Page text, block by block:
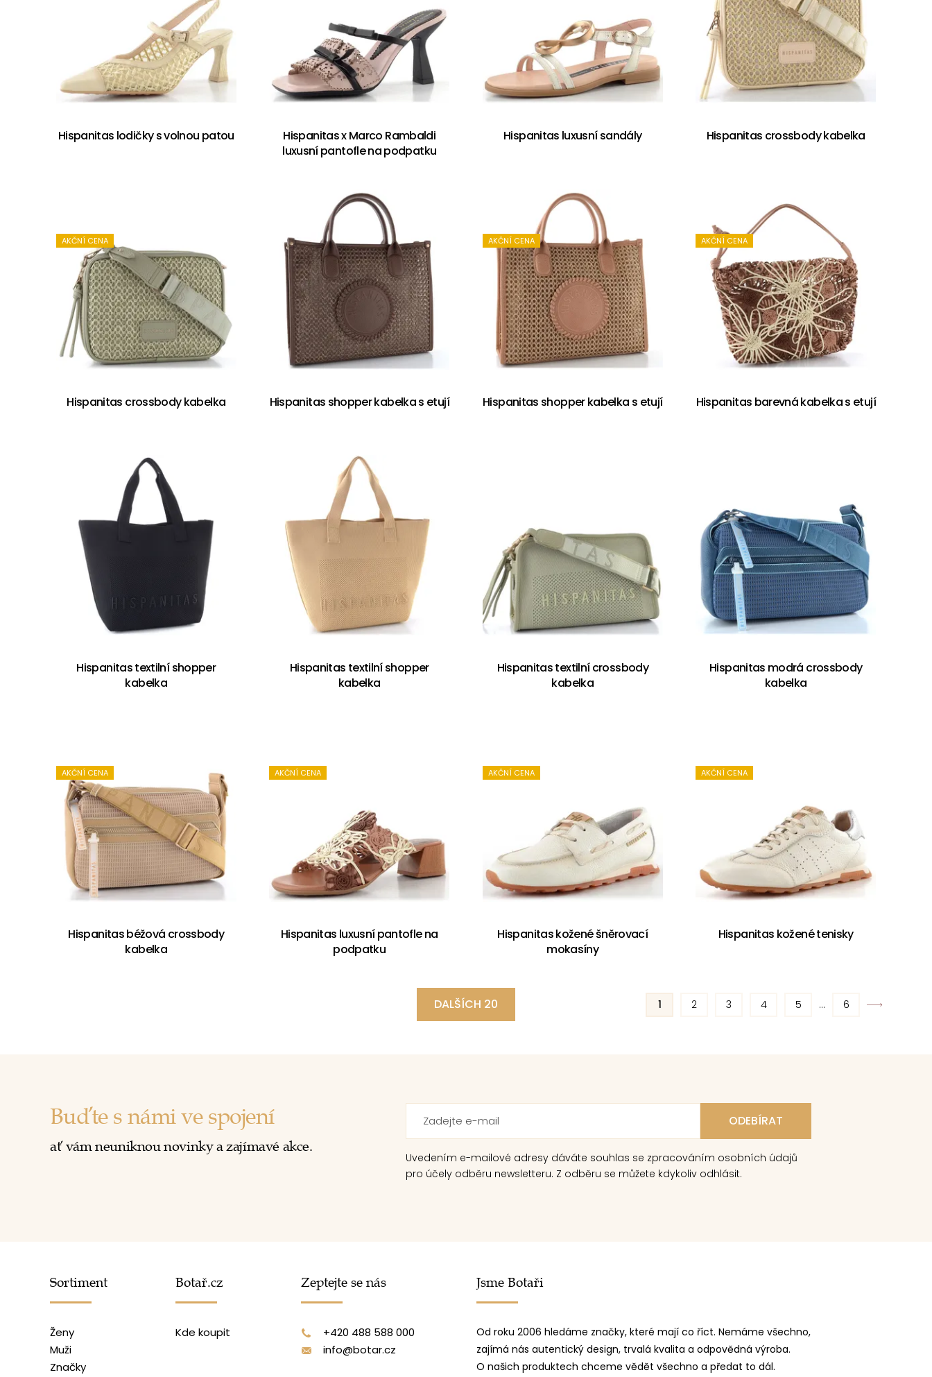
Hispanitas lodičky s volnou patou
Hispanitas x Marco Rambaldi
luxusní pantofle na podpatku
Hispanitas luxusní sandály Hispanitas crossbody kabelka
AKČNÍ CENA
Hispanitas crossbody kabelka Hispanitas shopper kabelka s etují
AKČNÍ CENA
Hispanitas shopper kabelka s etují
AKČNÍ CENA
Hispanitas barevná kabelka s etují
Hispanitas textilní shopper
kabelka
Hispanitas textilní shopper
kabelka
Hispanitas textilní crossbody
kabelka
Hispanitas modrá crossbody
kabelka
AKČNÍ CENA
Hispanitas béžová crossbody
kabelka
AKČNÍ CENA
Hispanitas luxusní pantofle na
podpatku
AKČNÍ CENA
Hispanitas kožené šněrovací
mokasíny
AKČNÍ CENA
Hispanitas kožené tenisky
1 2 3 4 5 ... 6
DALŠÍCH 20
Buďte s námi ve spojení
ať vám neuniknou novinky a zajímavé akce.
Uvedením e-mailové adresy dáváte souhlas se zpracováním osobních údajů
pro účely odběru newsletteru. Z odběru se můžete kdykoliv odhlásit.
Sortiment
Ženy
Muži
Značky
Botař.cz
Kde koupit
Zeptejte se nás
+420 488 588 000
info@botar.cz
Jsme Botaři
Od roku 2006 hledáme značky, které mají co říct. Nemáme všechno,
zajímá nás autentický design, trvalá kvalita a odpovědná výroba.
O našich produktech chceme vědět všechno a předat to dál.